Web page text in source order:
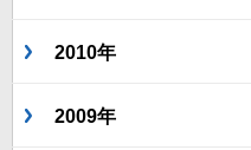
2010年
2009年